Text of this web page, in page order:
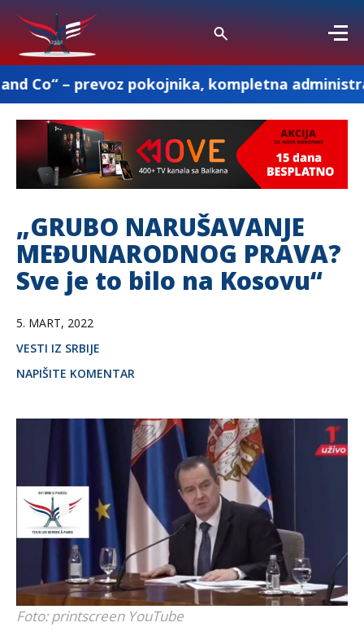
pokojnika, kompletna administracija i ostale
„GRUBO NARUŠAVANJE
MEĐUNARODNOG PRAVA?
Sve je to bilo na Kosovu“
5. MART, 2022
VESTI IZ SRBIJE
NAPIŠITE KOMENTAR
Foto: printscreen YouTube